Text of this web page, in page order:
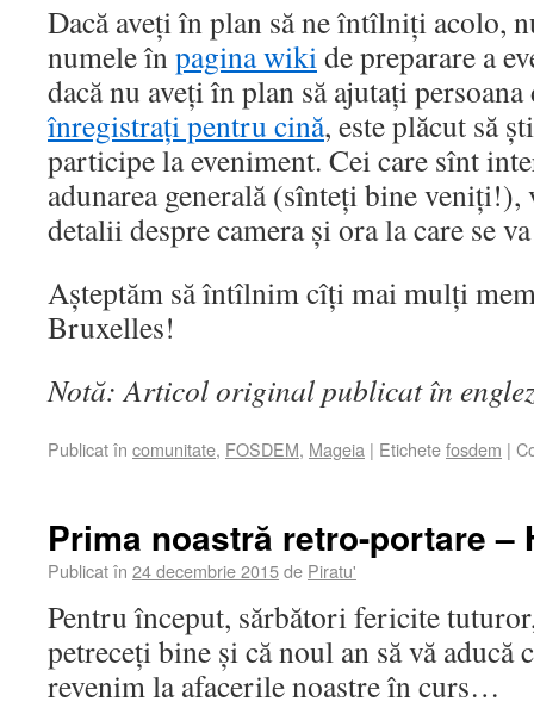
Dacă aveți în plan să ne întîlniți acolo,
numele înpagina wikide preparare a
dacă nu aveți în plan să ajutați
înregistrați pentru cină, este plăcut să
participe la eveniment. Cei care sînt
adunarea generală (sînteți bine
detalii despre camera și ora la care se
Așteptăm să întîlnim cîți mai mulți
Bruxelles!
Notă: Articol original publicat în
Publicat în comunitate, FOSDEM, Mageia | Etichetefosdem |
Prima noastră retro-portare –
Publicat în 24 decembrie 2015de Piratu'
Pentru început, sărbători fericite
petreceți bine și că noul an să vă aducă
revenim la afacerile noastre în curs…